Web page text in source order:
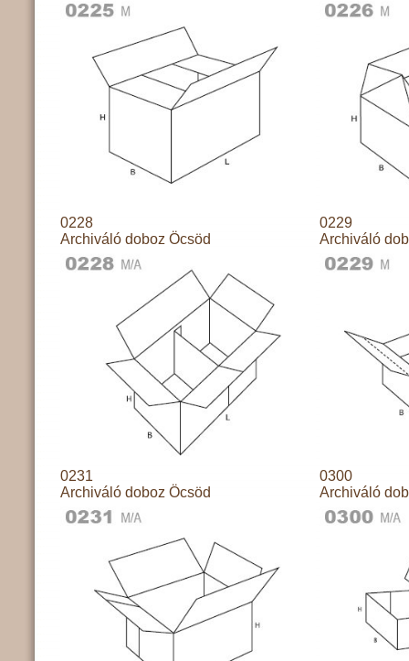
0228
Archiváló doboz Öcsöd
0229
Archiváló
0231
Archiváló doboz Öcsöd
0300
Archiváló